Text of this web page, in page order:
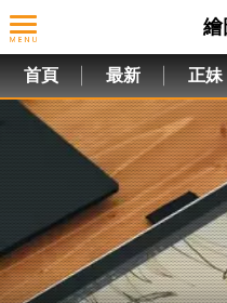
繪
首頁 最新 正妹